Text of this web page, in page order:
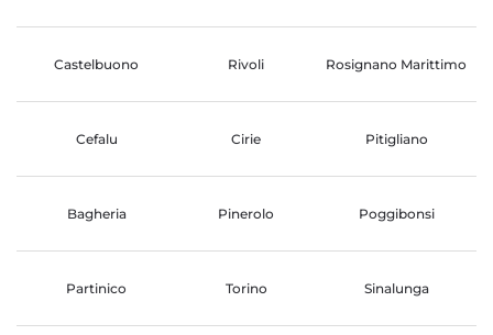
Castelbuono Rivoli Rosignano Marittimo
Cefalu Cirie Pitigliano
Bagheria Pinerolo Poggibonsi
Partinico Torino Sinalunga